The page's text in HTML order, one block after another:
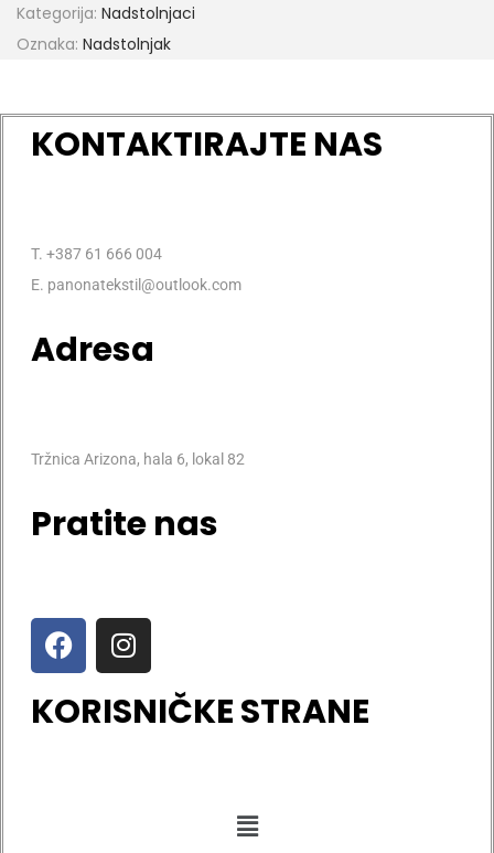
Kategorija: Nadstolnjaci
Oznaka: Nadstolnjak
KONTAKTIRAJTE NAS
T. +387 61 666 004
E. panonatekstil@outlook.com
Adresa
Tržnica Arizona, hala 6, lokal 82
Pratite nas
KORISNIČKE STRANE